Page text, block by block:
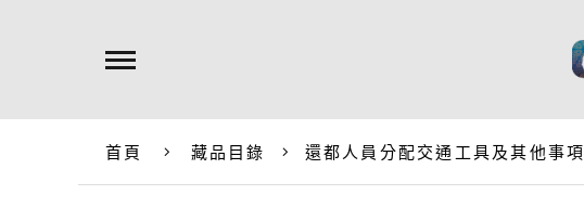
首頁 藏品目錄 還都人員分配交通工具及其他事項